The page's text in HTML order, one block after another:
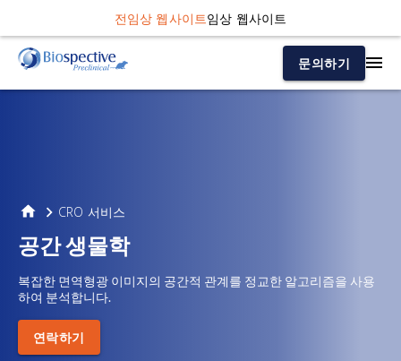
전임상 웹사이트임상 웹사이트
문의하기
CRO 서비스
공간 생물학
복잡한 면역형광 이미지의 공간적 관계를 정교한 알고리즘을 사용
하여 분석합니다.
연락하기